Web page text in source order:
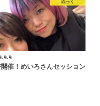
ぬっく
催！めいろさんセッション